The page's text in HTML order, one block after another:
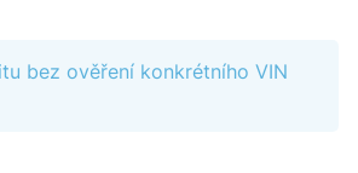
bez ověření konkrétního VIN